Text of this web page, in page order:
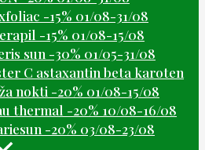
-15% 01/08-31/08
-15% 01/08-15/08
sun -30% 01/05-31/08
C astaxantin beta karoten
nokti -20% 01/08-15/08
thermal -20% 10/08-16/08
-20% 03/08-23/08